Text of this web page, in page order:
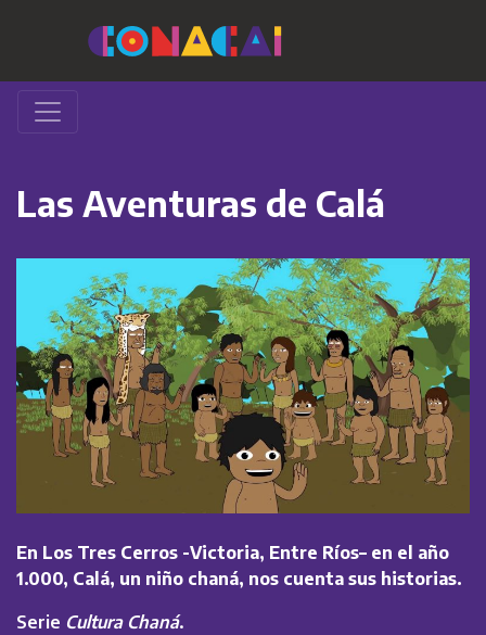
Las Aventuras de Calá
En Los Tres Cerros -Victoria, Entre Ríos– en el año
1.000, Calá, un niño chaná, nos cuenta sus historias.
Serie Cultura Chaná.